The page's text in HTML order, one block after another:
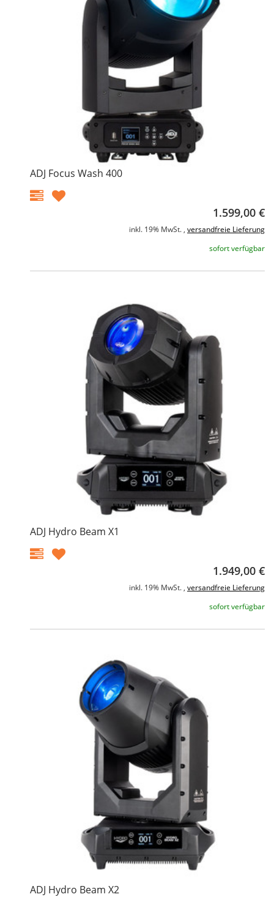
ADJ Focus Wash 400
1.599,00 €
inkl. 19% MwSt. , versandfreie Lieferung
sofort verfügbar
ADJ Hydro Beam X1
1.949,00 €
inkl. 19% MwSt. , versandfreie Lieferung
sofort verfügbar
ADJ Hydro Beam X2